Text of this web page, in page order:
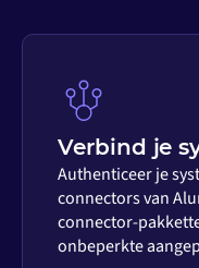
Verbind je
Authenticeer je
connectors van
connector-
onbeperkte